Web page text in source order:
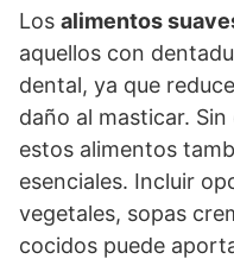
Los alimentos
aquellos con
dental, ya que
daño al masticar.
estos alimentos
esenciales. Incluir
vegetales, sopas
cocidos puede